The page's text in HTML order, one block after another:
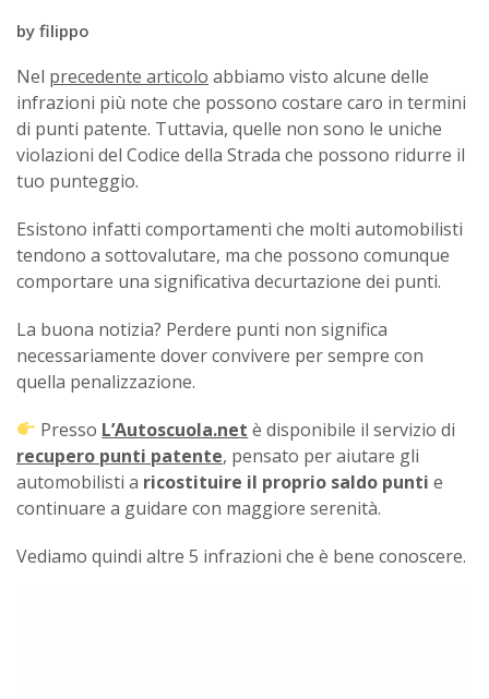
by filippo
Nel precedente articolo abbiamo visto alcune delle
infrazioni più note che possono costare caro in termini
di punti patente. Tuttavia, quelle non sono le uniche
violazioni del Codice della Strada che possono ridurre il
tuo punteggio.
Esistono infatti comportamenti che molti automobilisti
tendono a sottovalutare, ma che possono comunque
comportare una significativa decurtazione dei punti.
La buona notizia? Perdere punti non significa
necessariamente dover convivere per sempre con
quella penalizzazione.
Presso L’Autoscuola.net è disponibile il servizio di
recupero punti patente, pensato per aiutare gli
automobilisti a ricostituire il proprio saldo punti e
continuare a guidare con maggiore serenità.
Vediamo quindi altre 5 infrazioni che è bene conoscere.